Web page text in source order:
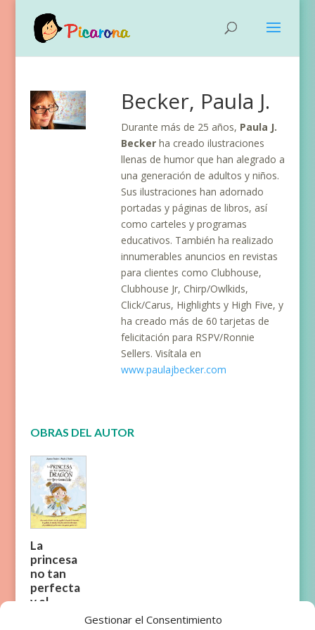
Gestionar el Consentimiento
Becker, Paula J.
Durante más de 25 años, Paula J.
Becker ha creado ilustraciones
llenas de humor que han alegrado a
una generación de adultos y niños.
Sus ilustraciones han adornado
portadas y páginas de libros, así
como carteles y programas
educativos. También ha realizado
innumerables anuncios en revistas
para clientes como Clubhouse,
Clubhouse Jr, Chirp/Owlkids,
Click/Carus, Highlights y High Five, y
ha creado más de 60 tarjetas de
felicitación para RSPV/Ronnie
Sellers. Visítala en
www.paulajbecker.com
OBRAS DEL AUTOR
La
princesa
no tan
perfecta
y el